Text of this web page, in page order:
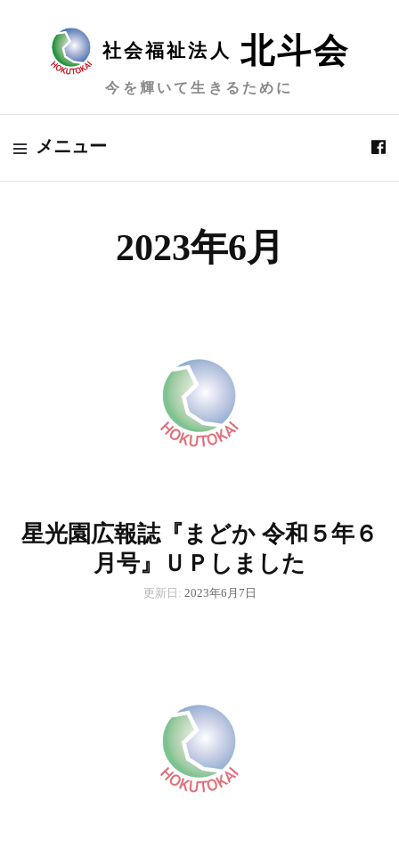
社会福祉法人 北斗会
今を輝いて生きるために
メニュー
2023年6月
星光園広報誌『まどか 令和５年６
月号』ＵＰしました
更新日: 2023年6月7日